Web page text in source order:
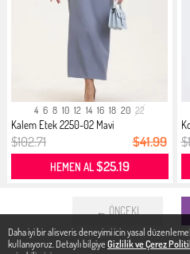
Daha iyi bir alisveris deneyimi icin yasal
kullanıyoruz. Detaylı bilgiye Gizlilik ve Çerez
4 6 8 10 12 14 16 18 20 22
Kalem Etek 2250-02 Mavi
$102.71 $41.99
HEMEN AL$25.19
← ÖNCEKI